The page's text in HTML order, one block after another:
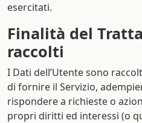
esercitati.
Finalità del
raccolti
I Dati dell’Utente sono
di fornire il Servizio,
rispondere a richieste o
propri diritti ed interessi (o